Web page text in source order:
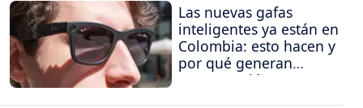
Las nuevas gafas
inteligentes ya están en
Colombia: esto hacen y
por qué generan
preocupación